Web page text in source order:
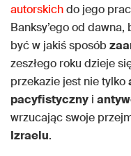
autorskichdo jego
Banksy’ego od
być w jakiś sposób
zeszłego roku dzieje
przekazie jest nie tylko
pacyfistyczny i
wrzucając swoje
Izraelu.